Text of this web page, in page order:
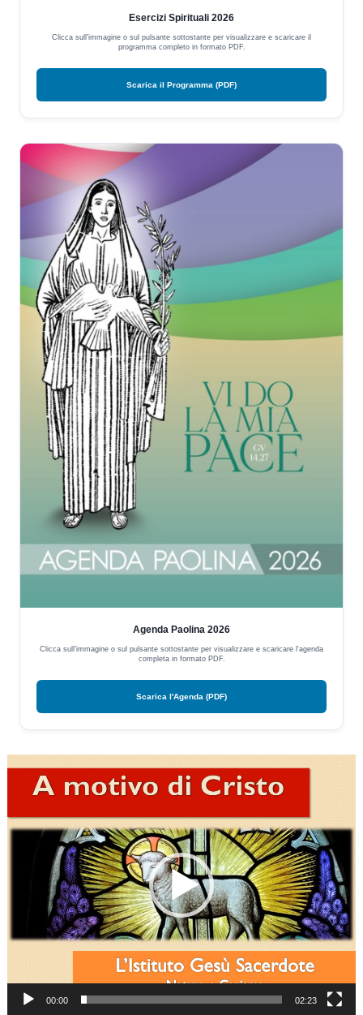
Esercizi Spirituali 2026
Clicca sull'immagine o sul pulsante sottostante per visualizzare e scaricare il
programma completo in formato PDF.
Scarica il Programma (PDF)
Agenda Paolina 2026
Clicca sull'immagine o sul pulsante sottostante per visualizzare e scaricare l'agenda
completa in formato PDF.
Scarica l'Agenda (PDF)
Player
00:00 02:23